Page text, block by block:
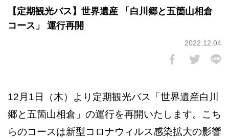
【定期観光バス】世界遺産 「白川郷と五箇山相倉
コース」 運行再開
2022.12.04
12月1日（木）より定期観光バス「世界遺産白川
郷と五箇山相倉」の運行を再開いたします。こち
らのコースは新型コロナウィルス感染拡大の影響